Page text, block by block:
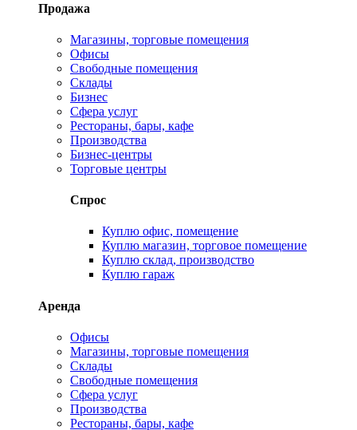
Продажа
Магазины, торговые помещения
Офисы
Свободные помещения
Склады
Бизнес
Сфера услуг
Рестораны, бары, кафе
Производства
Бизнес-центры
Торговые центры
Спрос
Куплю офис, помещение
Куплю магазин, торговое помещение
Куплю склад, производство
Куплю гараж
Аренда
Офисы
Магазины, торговые помещения
Склады
Свободные помещения
Сфера услуг
Производства
Рестораны, бары, кафе